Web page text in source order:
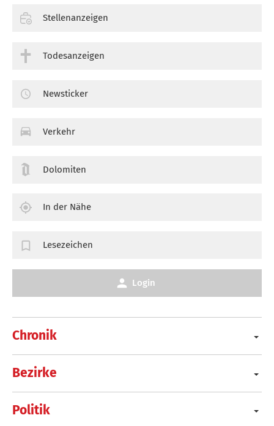
Chronik
Bezirke
Politik
Stellenanzeigen
Todesanzeigen
Newsticker
Verkehr
Dolomiten
In der Nähe
Lesezeichen
Login